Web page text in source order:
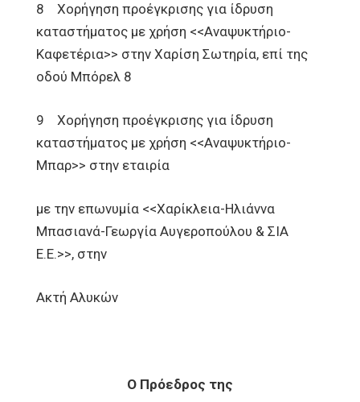
8 Χορήγηση προέγκρισης για ίδρυση
καταστήματος με χρήση <<Αναψυκτήριο-
Καφετέρια>> στην Χαρίση Σωτηρία, επί της
οδού Μπόρελ 8
9 Χορήγηση προέγκρισης για ίδρυση
καταστήματος με χρήση <<Αναψυκτήριο-
Μπαρ>> στην εταιρία
με την επωνυμία <<Χαρίκλεια-Ηλιάννα
Μπασιανά-Γεωργία Αυγεροπούλου & ΣΙΑ
Ε.Ε.>>, στην
Ακτή Αλυκών
Ο Πρόεδρος της